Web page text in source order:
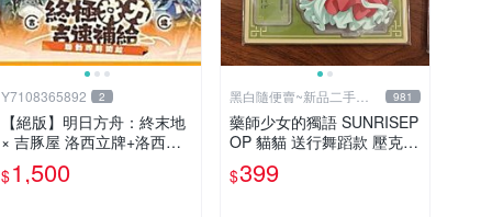
Y7108365892 2
【絕版】明日方舟：終末地
× 吉豚屋 洛西立牌+洛西壓
克力吊飾+洛西透卡
$1,500
黑白隨便賣~新品二手品
出清
981
藥師少女的獨語 SUNRISEP
OP 貓貓 送行舞蹈款 壓克力
立牌+鑰匙圈 換裝系列 TOH
O授權 全新正品公司貨 絕版
$399